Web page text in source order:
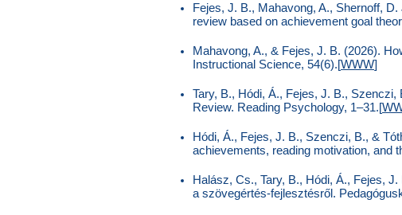
Fejes, J. B., Mahavong, A., Shernoff,
review based on achievement goal
Mahavong, A., & Fejes, J. B. (2026).
Instructional Science, 54(6).[WWW]
Tary, B., Hódi, Á., Fejes, J. B., Szenczi,
Review. Reading Psychology, 1–31.[
Hódi, Á., Fejes, J. B., Szenczi, B., &
achievements, reading motivation, and
Halász, Cs., Tary, B., Hódi, Á., Fejes,
a szövegértés-fejlesztésről.